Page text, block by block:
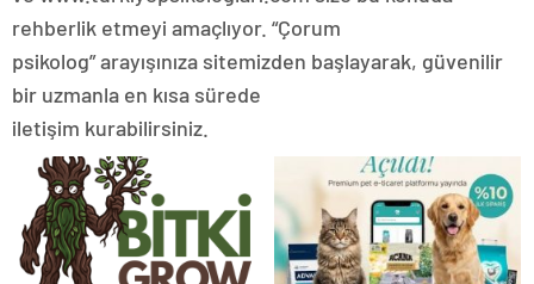
rehberlik etmeyi amaçlıyor. “Çorum
psikolog” arayışınıza sitemizden başlayarak, güvenilir
bir uzmanla en kısa sürede
iletişim kurabilirsiniz.